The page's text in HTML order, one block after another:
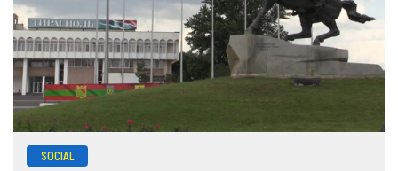
SOCIAL